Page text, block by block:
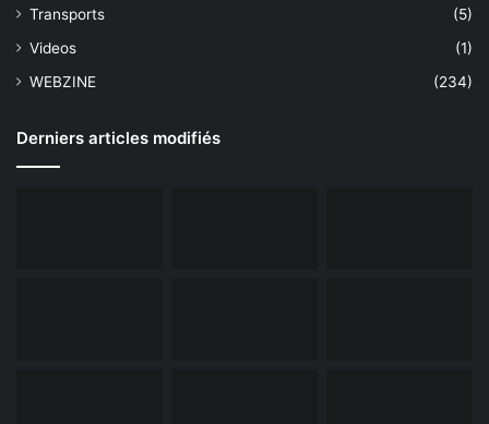
Transports
(5)
Videos
(1)
WEBZINE
(234)
Derniers articles modifiés